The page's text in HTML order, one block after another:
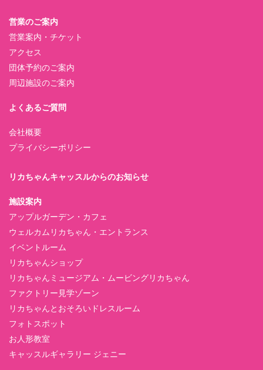
営業のご案内
営業案内・チケット
アクセス
団体予約のご案内
周辺施設のご案内
よくあるご質問
会社概要
プライバシーポリシー
リカちゃんキャッスルからのお知らせ
施設案内
アップルガーデン・カフェ
ウェルカムリカちゃん・エントランス
イベントルーム
リカちゃんショップ
リカちゃんミュージアム・ムービングリカちゃん
ファクトリー見学ゾーン
リカちゃんとおそろいドレスルーム
フォトスポット
お人形教室
キャッスルギャラリー ジェニー